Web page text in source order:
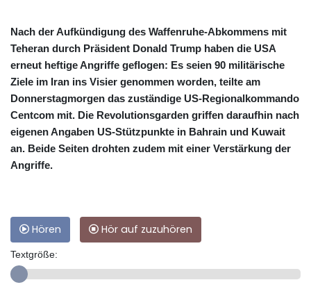
Nach der Aufkündigung des Waffenruhe-Abkommens mit
Teheran durch Präsident Donald Trump haben die USA
erneut heftige Angriffe geflogen: Es seien 90 militärische
Ziele im Iran ins Visier genommen worden, teilte am
Donnerstagmorgen das zuständige US-Regionalkommando
Centcom mit. Die Revolutionsgarden griffen daraufhin nach
eigenen Angaben US-Stützpunkte in Bahrain und Kuwait
an. Beide Seiten drohten zudem mit einer Verstärkung der
Angriffe.
Hören Hör auf zuzuhören
Textgröße: